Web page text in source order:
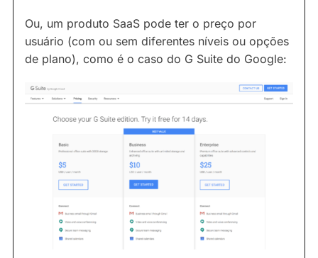
Ou, um produto SaaS pode ter o preço por
usuário (com ou sem diferentes níveis ou opções
de plano), como é o caso do G Suite do Google: